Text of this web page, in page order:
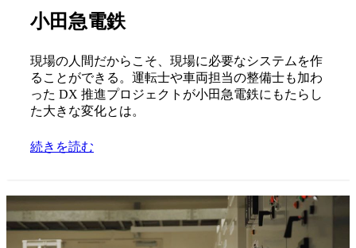
小田急電鉄
現場の人間だからこそ、現場に必要なシステムを作
ることができる。運転士や車両担当の整備士も加わ
った DX 推進プロジェクトが小田急電鉄にもたらし
た大きな変化とは。
続きを読む